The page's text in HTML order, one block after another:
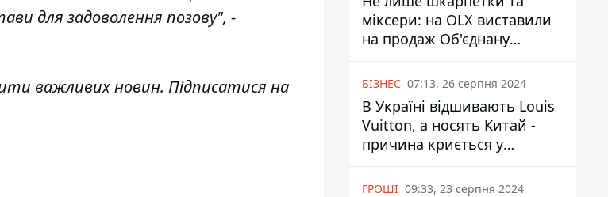
для задоволення позову", -
важливих новин. Підписатися на
міксери: на OLX виставили
на продаж Об'єднану
Гірнично-Хімічну Компанію
за багато мільярдів
БІЗНЕС 07:13, 26 серпня 2024
В Україні відшивають Louis
Vuitton, а носять Китай -
причина криється у
податках
ГРОШІ 09:33, 23 серпня 2024